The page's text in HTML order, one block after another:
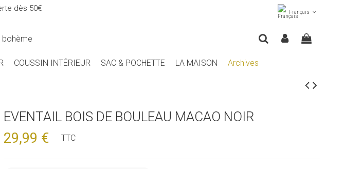
dès 50€ Français
COUSSIN INTÉRIEUR SAC & POCHETTE LA MAISON Archives
EVENTAIL BOIS DE BOULEAU MACAO NOIR
29,99 € TTC